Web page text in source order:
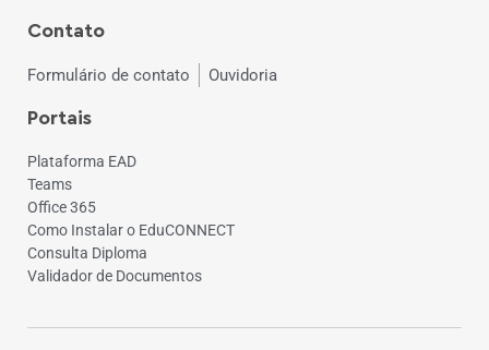
Contato
Formulário de contato Ouvidoria
Portais
Plataforma EAD
Teams
Office 365
Como Instalar o EduCONNECT
Consulta Diploma
Validador de Documentos